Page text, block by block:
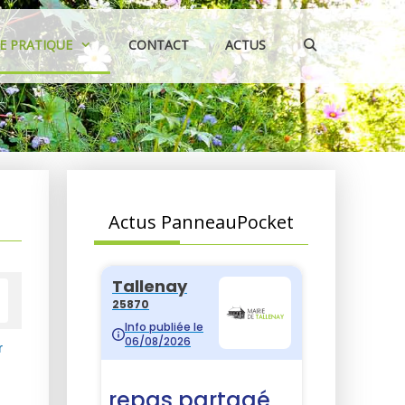
PRATIQUE CONTACT ACTUS
Actus PanneauPocket